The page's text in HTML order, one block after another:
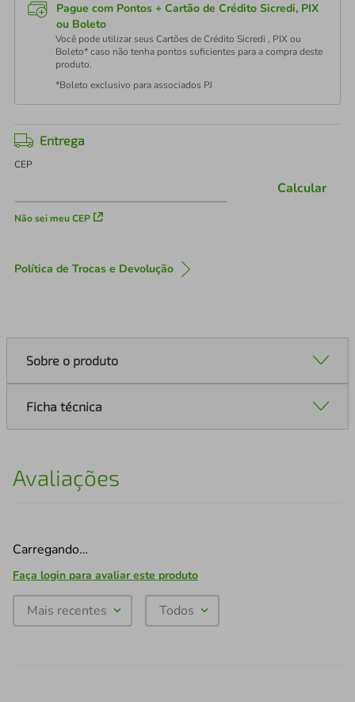
Pague com Pontos + Cartão de Crédito Sicredi, PIX
ou Boleto
Você pode utilizar seus Cartões de Crédito Sicredi , PIX ou
Boleto* caso não tenha pontos suficientes para a compra deste
produto.
*Boleto exclusivo para associados PJ
Entrega
CEP
Não sei meu CEP
Calcular
Política de Trocas e Devolução
Sobre o produto
Ficha técnica
Avaliações
Carregando…
Faça login para avaliar este produto
Mais recentes Todos